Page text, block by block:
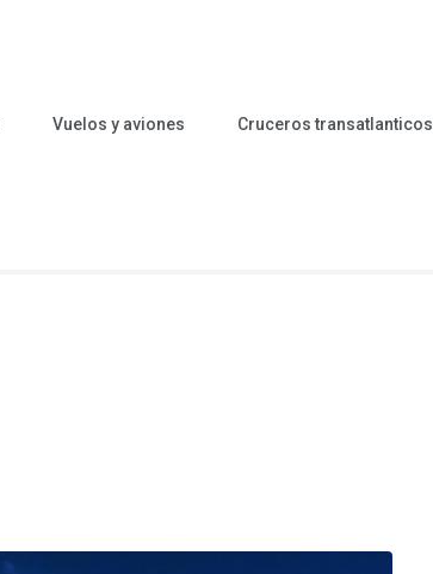
Vuelos y aviones Cruceros transatlanticos